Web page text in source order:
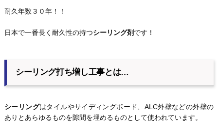
耐久年数３０年！！
日本で一番長く耐久性の持つシーリング剤です！
シーリング打ち増し工事とは…
シーリングはタイルやサイディングボード、ALC外壁などの外壁の
ありとあらゆるものを隙間を埋めるものとして使われています。